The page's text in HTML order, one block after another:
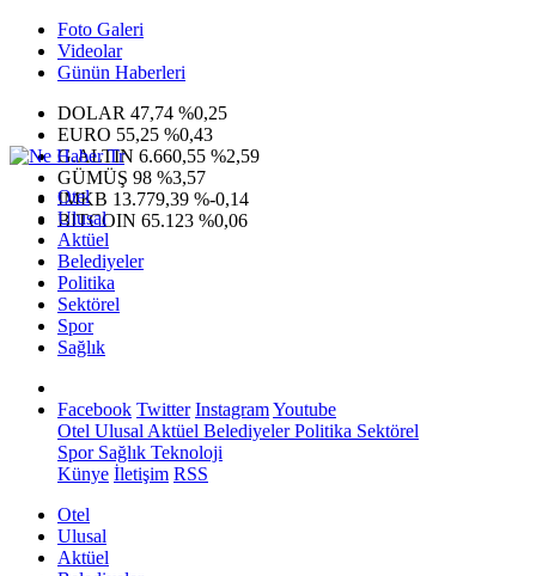
Foto Galeri
Videolar
Günün Haberleri
DOLAR 47,74 %0,25
EURO 55,25 %0,43
G.ALTIN 6.660,55 %2,59
GÜMÜŞ 98 %3,57
IMKB 13.779,39 %-0,14
BITCOIN 65.123 %0,06
Otel
Ulusal
Aktüel
Belediyeler
Politika
Sektörel
Spor
Sağlık
Facebook Twitter InstagramYoutube
Otel Ulusal Aktüel BelediyelerPolitika Sektörel
SporSağlık Teknoloji
Künye İletişim RSS
Otel
Ulusal
Aktüel